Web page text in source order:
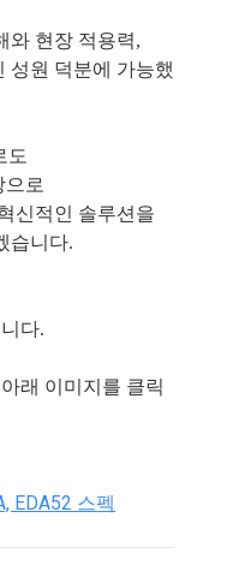
와 현장 적용력,
성원 덕분에 가능했
도
으로
신적인 솔루션을
습니다.
다.
래 이미지를 클릭
EDA52 스펙